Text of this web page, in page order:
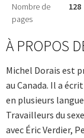
Nombre de
pages
128
À PROPOS
Michel Dorais est
au Canada. Il a
en plusieurs
Travailleurs du
avec Éric Verdier,